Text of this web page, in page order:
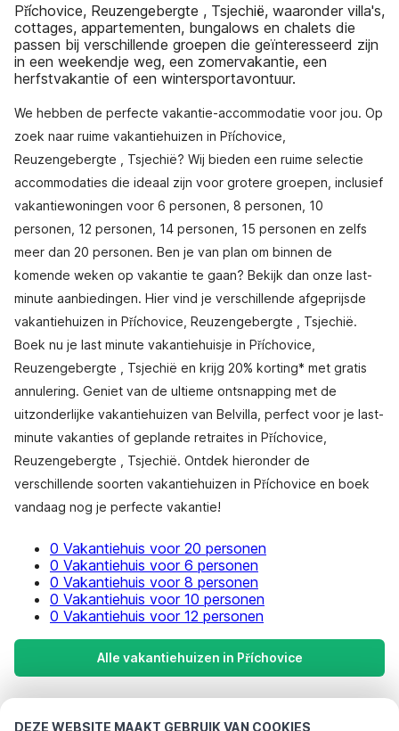
DEZE WEBSITE MAAKT GEBRUIK VAN COOKIES
Příchovice, Reuzengebergte , Tsjechië, waaronder villa's,
cottages, appartementen, bungalows en chalets die
passen bij verschillende groepen die geïnteresseerd zijn
in een weekendje weg, een zomervakantie, een
herfstvakantie of een wintersportavontuur.
We hebben de perfecte vakantie-accommodatie voor jou. Op
zoek naar ruime vakantiehuizen in Příchovice,
Reuzengebergte , Tsjechië? Wij bieden een ruime selectie
accommodaties die ideaal zijn voor grotere groepen, inclusief
vakantiewoningen voor 6 personen, 8 personen, 10
personen, 12 personen, 14 personen, 15 personen en zelfs
meer dan 20 personen. Ben je van plan om binnen de
komende weken op vakantie te gaan? Bekijk dan onze last-
minute aanbiedingen. Hier vind je verschillende afgeprijsde
vakantiehuizen in Příchovice, Reuzengebergte , Tsjechië.
Boek nu je last minute vakantiehuisje in Příchovice,
Reuzengebergte , Tsjechië en krijg 20% korting* met gratis
annulering. Geniet van de ultieme ontsnapping met de
uitzonderlijke vakantiehuizen van Belvilla, perfect voor je last-
minute vakanties of geplande retraites in Příchovice,
Reuzengebergte , Tsjechië. Ontdek hieronder de
verschillende soorten vakantiehuizen in Příchovice en boek
vandaag nog je perfecte vakantie!
0 Vakantiehuis voor 20 personen
0 Vakantiehuis voor 6 personen
0 Vakantiehuis voor 8 personen
0 Vakantiehuis voor 10 personen
0 Vakantiehuis voor 12 personen
Alle vakantiehuizen in Příchovice
Meest populaire bestemmingen voor